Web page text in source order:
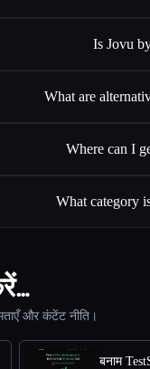
Is Jovu
What are
Where can I
What category
और कंटेंट नीति।
बनाम